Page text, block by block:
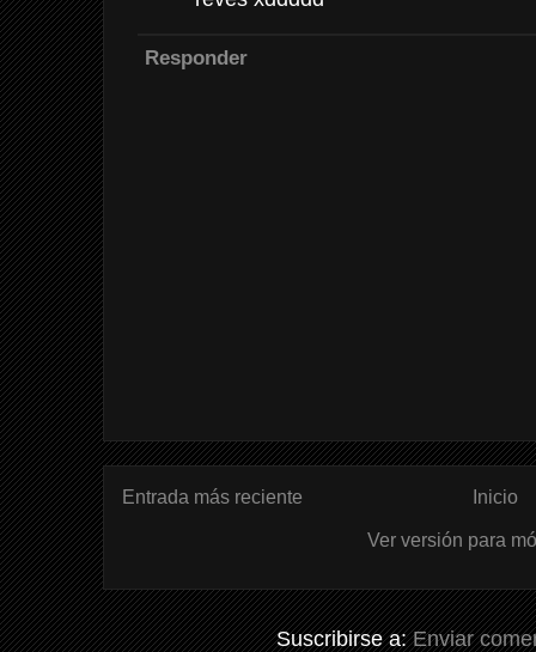
Responder
Entrada más reciente Inicio
Ver versión para
Suscribirse a:Enviar